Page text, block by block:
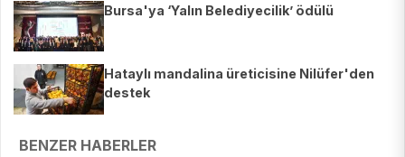
Bursa'ya ‘Yalın Belediyecilik’ ödülü
Hataylı mandalina üreticisine Nilüfer'den
destek
BENZER HABERLER